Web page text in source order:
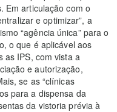
Em articulação com o
e optimizar”, a
“agência única” para o
o que é aplicável aos
as IPS, com vista a
e autorização,
se as “clínicas
para a dispensa da
da vistoria prévia à